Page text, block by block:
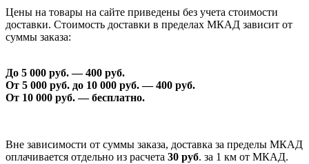
Цены на товары на сайте приведены без учета стоимости
доставки. Стоимость доставки в пределах МКАД зависит от
суммы заказа:
До 5 000 руб. —400 руб.
От 5 000 руб. до 10 000 руб. —400 руб.
От 10 000 руб. — бесплатно.
Вне зависимости от суммы заказа, доставка за пределы МКАД
оплачивается отдельно из расчета 30 руб. за 1 км от МКАД.